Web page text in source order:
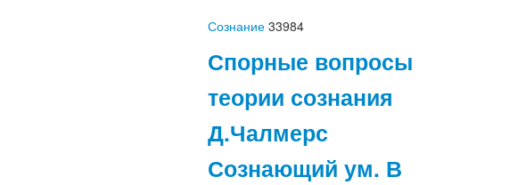
Сознание 33984
Спорные вопросы
теории сознания
Д.Чалмерс
Сознающий ум. В